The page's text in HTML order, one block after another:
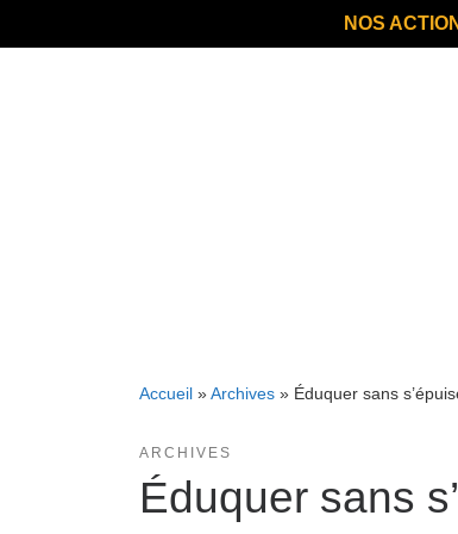
NOS
Accueil »Archives » Éduquer sans
ARCHIVES
Éduquer sans